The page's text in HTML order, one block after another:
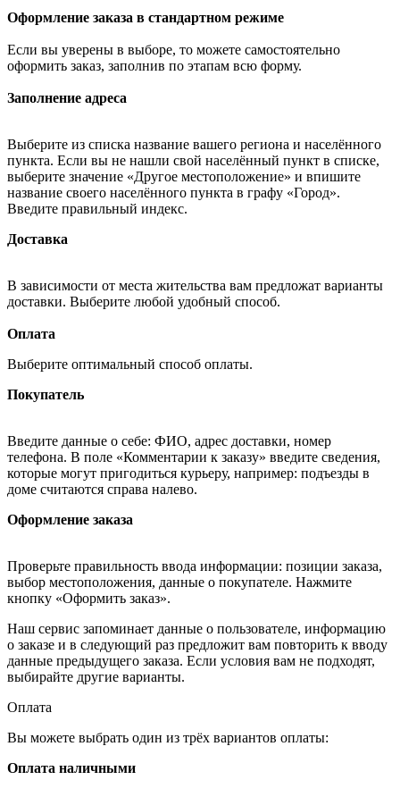
Оформление заказа в стандартном режиме
Если вы уверены в выборе, то можете самостоятельно
оформить заказ, заполнив по этапам всю форму.
Заполнение адреса
Выберите из списка название вашего региона и населённого
пункта. Если вы не нашли свой населённый пункт в списке,
выберите значение «Другое местоположение» и впишите
название своего населённого пункта в графу «Город».
Введите правильный индекс.
Доставка
В зависимости от места жительства вам предложат варианты
доставки. Выберите любой удобный способ.
Оплата
Выберите оптимальный способ оплаты.
Покупатель
Введите данные о себе: ФИО, адрес доставки, номер
телефона. В поле «Комментарии к заказу» введите сведения,
которые могут пригодиться курьеру, например: подъезды в
доме считаются справа налево.
Оформление заказа
Проверьте правильность ввода информации: позиции заказа,
выбор местоположения, данные о покупателе. Нажмите
кнопку «Оформить заказ».
Наш сервис запоминает данные о пользователе, информацию
о заказе и в следующий раз предложит вам повторить к вводу
данные предыдущего заказа. Если условия вам не подходят,
выбирайте другие варианты.
Оплата
Вы можете выбрать один из трёх вариантов оплаты:
Оплата наличными